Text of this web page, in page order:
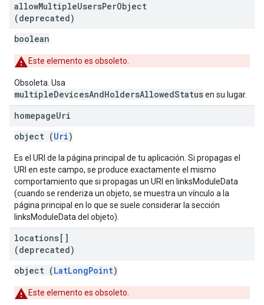
allowMultipleUsersPerObject
(deprecated)
boolean
Este elemento es obsoleto.
Obsoleta. Usa
multipleDevicesAndHoldersAllowedStatusen su lugar.
homepageUri
object (Uri)
Es el URI de la página principal de tu aplicación. Si propagas el
URI en este campo, se produce exactamente el mismo
comportamiento que si propagas un URI en linksModuleData
(cuando se renderiza un objeto, se muestra un vínculo a la
página principal en lo que se suele considerar la sección
linksModuleData del objeto).
locations[]
(deprecated)
object (LatLongPoint)
Este elemento es obsoleto.